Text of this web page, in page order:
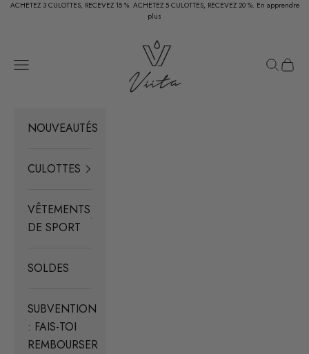
Passer au contenu
ACHETEZ 3 CULOTTES, RECEVEZ 15 %. ACHETEZ 5 CULOTTES, RECEVEZ 20 %. En apprendre
plus
Viita Protection
Menu
Panier
NOUVEAUTÉS
CULOTTES
VÊTEMENTS
DE SPORT
SOLDES
SUBVENTION
: FAIS-TOI
REMBOURSER